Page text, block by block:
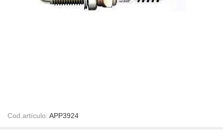
Cod.artículo: APP3924